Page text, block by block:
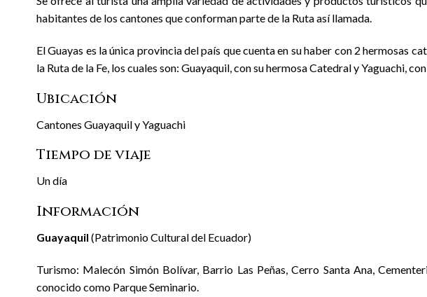
habitantes de los cantones que conforman parte de la Ruta así llamada.
El Guayas es la única provincia del país que cuenta en su haber con 2 hermosas
la Ruta de la Fe, los cuales son: Guayaquil, con su hermosa Catedral y Yaguachi,
Ubicación
Cantones Guayaquil y Yaguachi
Tiempo de viaje
Un día
Información
Guayaquil (Patrimonio Cultural del Ecuador)
Turismo: Malecón Simón Bolívar, Barrio Las Peñas, Cerro Santa Ana,
conocido como Parque Seminario.